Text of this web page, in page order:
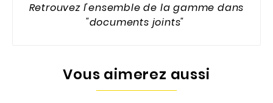
Retrouvez l'ensemble de la gamme dans
"documents joints"
Vous aimerez aussi